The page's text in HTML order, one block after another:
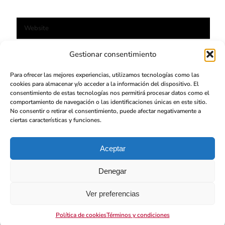
Gestionar consentimiento
Para ofrecer las mejores experiencias, utilizamos tecnologías como las
cookies para almacenar y/o acceder a la información del dispositivo. El
consentimiento de estas tecnologías nos permitirá procesar datos como el
comportamiento de navegación o las identificaciones únicas en este sitio.
No consentir o retirar el consentimiento, puede afectar negativamente a
ciertas características y funciones.
Aceptar
Denegar
Ver preferencias
Política de cookiesTérminos y condiciones
Derechos reservados
Diseño por SastreVisual